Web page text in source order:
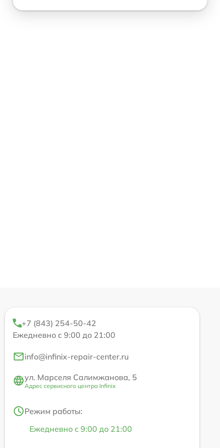
+7 (843) 254-50-42
Ежедневно с 9:00 до 21:00
info@infinix-repair-center.ru
ул. Марселя Салимжанова, 5
Адрес сервисного центра Infinix
Режим работы:
Ежедневно с 9:00 до 21:00